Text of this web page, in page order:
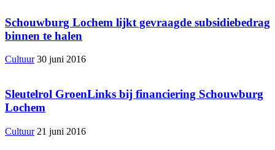
Schouwburg Lochem lijkt gevraagde subsidiebedrag
binnen te halen
Cultuur 30 juni 2016
Sleutelrol GroenLinks bij financiering Schouwburg
Lochem
Cultuur 21 juni 2016